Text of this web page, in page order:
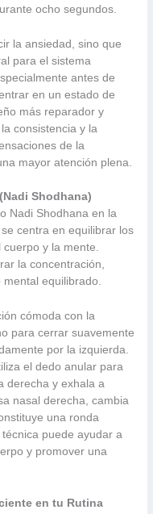
ocho segundos.
la ansiedad, sino que
para el sistema
antes de
en un estado de
más reparador y
consistencia y la
de la
mayor atención plena.
Shodhana)
Nadi Shodhana en la
centra en equilibrar los
cuerpo y la mente.
la concentración,
equilibrado.
cómoda con la
para cerrar suavemente
por la izquierda.
el dedo anular para
derecha y exhala a
nasal derecha, cambia
una ronda
puede ayudar a
y promover una
en tu Rutina